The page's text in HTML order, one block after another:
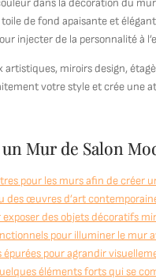
dans la décoration du
de fond apaisante et
injecter de la personnalité à
miroirs design,
votre style et crée une
Mur de Salon
pour les murs afin de créer
des œuvres d’art
des objets décoratifs
pour illuminer le mur
pour agrandir
éléments forts qui se